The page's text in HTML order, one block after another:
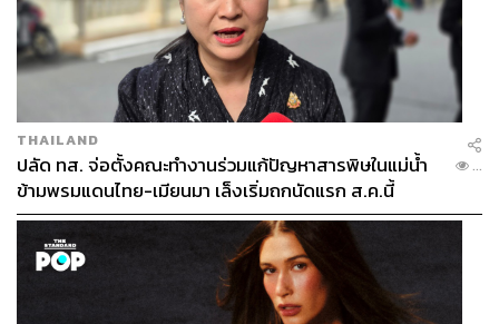
‘LAPIS’
บ้านที่สะท้อนความงามเหนือระดับจากอัญมณี
สีน้ำเงินเข้ม สู่ชื่อที่สร้างแรงบันดาลใจ มอบวิสัยทัศน์และ
ความหรูหรา รวมไปถึงเชื่อมต่อการใช้ชีวิตที่มีเอกลักษณ์ให้
กับผู้ที่ได้ครอบครอง
บนพื้นที่ 369 ตารางเมตร ถูกดีไซน์ให้เป็นพื้นที่สำหรับชีวิตที่
หรูหราเหนือระดับ โดยมีจุดเด่นอยู่ที่ 360° Courtyard ให้คุณ
ได้สัมผัสพื้นที่สีเขียวจากทุกมุมในบ้าน และการออกแบบ
Semi Outdoor เชื่อมต่อตัวบ้านกับธรรมชาติได้อย่างลงตัว
ทำให้พื้นที่ Living & Dining มีความโปร่งโล่ง
THAILAND
ปลัด ทส. จ่อตั้งคณะทำงานร่วมแก้ปัญหาสารพิษในแม่น้ำ
ข้ามพรมแดนไทย-เมียนมา เล็งเริ่มถกนัดแรก ส.ค.นี้
...